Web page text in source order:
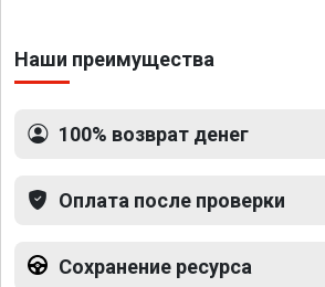
Наши преимущества
100% возврат денег
Оплата после проверки
Сохранение ресурса